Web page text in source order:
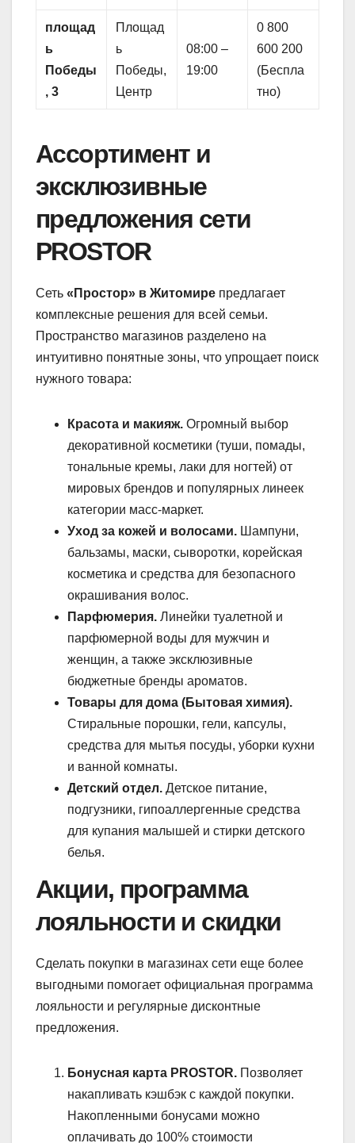
площад
ь
Победы
, 3
Площад
ь
Победы,
Центр
08:00 –
19:00
0 800
600 200
(Беспла
тно)
Ассортимент и
эксклюзивные
предложения сети
PROSTOR
Сеть «Простор» в Житомире предлагает
комплексные решения для всей семьи.
Пространство магазинов разделено на
интуитивно понятные зоны, что упрощает поиск
нужного товара:
Красота и макияж. Огромный выбор
декоративной косметики (туши, помады,
тональные кремы, лаки для ногтей) от
мировых брендов и популярных линеек
категории масс-маркет.
Уход за кожей и волосами. Шампуни,
бальзамы, маски, сыворотки, корейская
косметика и средства для безопасного
окрашивания волос.
Парфюмерия. Линейки туалетной и
парфюмерной воды для мужчин и
женщин, а также эксклюзивные
бюджетные бренды ароматов.
Товары для дома (Бытовая химия).
Стиральные порошки, гели, капсулы,
средства для мытья посуды, уборки кухни
и ванной комнаты.
Детский отдел. Детское питание,
подгузники, гипоаллергенные средства
для купания малышей и стирки детского
белья.
Акции, программа
лояльности и скидки
Сделать покупки в магазинах сети еще более
выгодными помогает официальная программа
лояльности и регулярные дисконтные
предложения.
Бонусная карта PROSTOR. Позволяет
накапливать кэшбэк с каждой покупки.
Накопленными бонусами можно
оплачивать до 100% стоимости